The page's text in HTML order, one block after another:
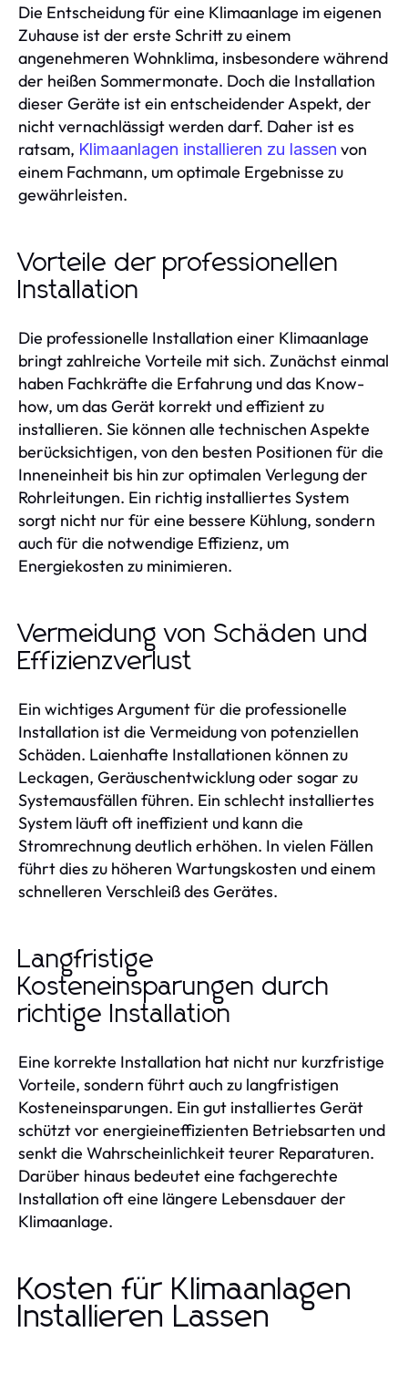
Die Entscheidung für eine Klimaanlage im eigenen
Zuhause ist der erste Schritt zu einem
angenehmeren Wohnklima, insbesondere während
der heißen Sommermonate. Doch die Installation
dieser Geräte ist ein entscheidender Aspekt, der
nicht vernachlässigt werden darf. Daher ist es
ratsam, Klimaanlagen installieren zu lassen von
einem Fachmann, um optimale Ergebnisse zu
gewährleisten.
Vorteile der professionellen
Installation
Die professionelle Installation einer Klimaanlage
bringt zahlreiche Vorteile mit sich. Zunächst einmal
haben Fachkräfte die Erfahrung und das Know-
how, um das Gerät korrekt und effizient zu
installieren. Sie können alle technischen Aspekte
berücksichtigen, von den besten Positionen für die
Inneneinheit bis hin zur optimalen Verlegung der
Rohrleitungen. Ein richtig installiertes System
sorgt nicht nur für eine bessere Kühlung, sondern
auch für die notwendige Effizienz, um
Energiekosten zu minimieren.
Vermeidung von Schäden und
Effizienzverlust
Ein wichtiges Argument für die professionelle
Installation ist die Vermeidung von potenziellen
Schäden. Laienhafte Installationen können zu
Leckagen, Geräuschentwicklung oder sogar zu
Systemausfällen führen. Ein schlecht installiertes
System läuft oft ineffizient und kann die
Stromrechnung deutlich erhöhen. In vielen Fällen
führt dies zu höheren Wartungskosten und einem
schnelleren Verschleiß des Gerätes.
Langfristige
Kosteneinsparungen durch
richtige Installation
Eine korrekte Installation hat nicht nur kurzfristige
Vorteile, sondern führt auch zu langfristigen
Kosteneinsparungen. Ein gut installiertes Gerät
schützt vor energieineffizienten Betriebsarten und
senkt die Wahrscheinlichkeit teurer Reparaturen.
Darüber hinaus bedeutet eine fachgerechte
Installation oft eine längere Lebensdauer der
Klimaanlage.
Kosten für Klimaanlagen
Installieren Lassen